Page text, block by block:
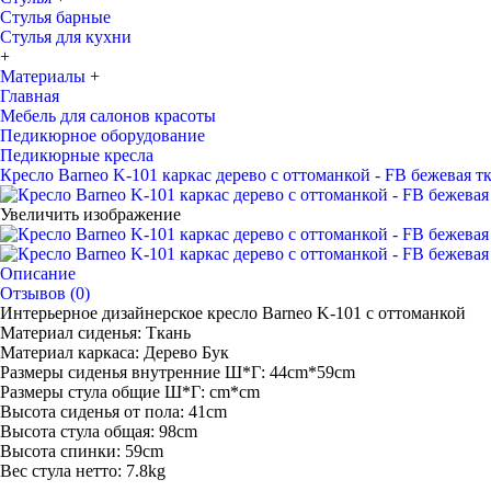
Стулья барные
Стулья для кухни
+
Материалы +
Главная
Мебель для салонов красоты
Педикюрное оборудование
Педикюрные кресла
Кресло Barneo K-101 каркас дерево с оттоманкой - FB бежевая
Увеличить изображение
Описание
Отзывов (0)
Интерьерное дизайнерское кресло Barneo K-101 с оттоманкой
Материал сиденья: Ткань
Материал каркаса: Дерево Бук
Размеры сиденья внутренние Ш*Г: 44cm*59cm
Размеры стула общие Ш*Г: cm*cm
Высота сиденья от пола: 41cm
Высота стула общая: 98cm
Высота спинки: 59cm
Вес стула нетто: 7.8kg